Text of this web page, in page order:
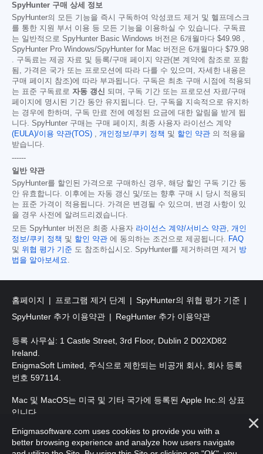
SpyHunter 구매 상세 정보
SpyHunter의 모든 기능을 즉시 구독하여 악성코드 제거 및 헬프데스크
를 통한 지원 부서 이용 등 모든 기능을 이용하실 수 있습니다. 구독료
는 일반적으로 SpyHunter Basic Windows 버전은 6개월마다 $49.98 ,
SpyHunter Pro Windows/SpyHunter for Mac 버전은 6개월마다 $79.98
. 구독료는 제공 자료 및 등록/구매 페이지 약관(본 계약에 참조로 포함
됨, 가격은 국가 또는 프로모션에 따라 다를 수 있으며, 자세한 내용은
구매 페이지 참조)에 따라 부과됩니다. 구독은 최초 구매 시점에 적용되
는 표준 구독료로 자동 갱신 되며, 구독 기간 또는 프로모션 자료/구매
페이지에 명시된 기간 동안 유지됩니다. 단, 구독을 지속적으로 유지하
는 경우에 한하며, 구독 만료 전에 예정된 요금에 대한 알림을 받게 됩
니다. SpyHunter 구매는 구매 페이지, 최종 사용자 라이선스 계약
(EULA)/이용 약관(TOS) , 개인정보/쿠키 정책 및 할인 약관 의 적용을
받습니다.
------
일반 약관
SpyHunter를 할인된 가격으로 구매하신 경우, 해당 할인 구독 기간 동
안 유효합니다. 이후에는 자동 갱신 및/또는 향후 구매 시 당시 적용되
는 표준 가격이 적용됩니다. 가격은 변경될 수 있으며, 변경 사항이 있
을 경우 사전에 알려드리겠습니다.
모든 SpyHunter 버전은 최종 사용자 라이선스 계약/서비스 약관, 개인
정보/쿠키 정책 및 할인 약관 에 동의하는 조건으로 제공됩니다. FAQ
및 위협 평가 기준 도 참조하십시오. SpyHunter를 제거하려면 제거 방
법을 알아보세요.
홈페이지 프로그램 제거 단계
SpyHunter의 위협 평가 기준
SpyHunter 추가 이용약관
RegHunter 추가 이용약관
등록 사무실: 1 Castle Street, 3rd Floor, Dublin 2 D02XD82
Ireland.
EnigmaSoft Limited, 주식으로 제한되는 비공개 회사, 회사 등록
번호 597114.
Mac 및 MacOS는 미국 및 기타 국가에 등록된 Apple Inc.의 상표
입니다.
저작권 2016-2025. EnigmaSoft Ltd. 판권 소유.
Enigmasoftware.com uses cookies to provide you with a
better browsing experience and analyze how users navigate